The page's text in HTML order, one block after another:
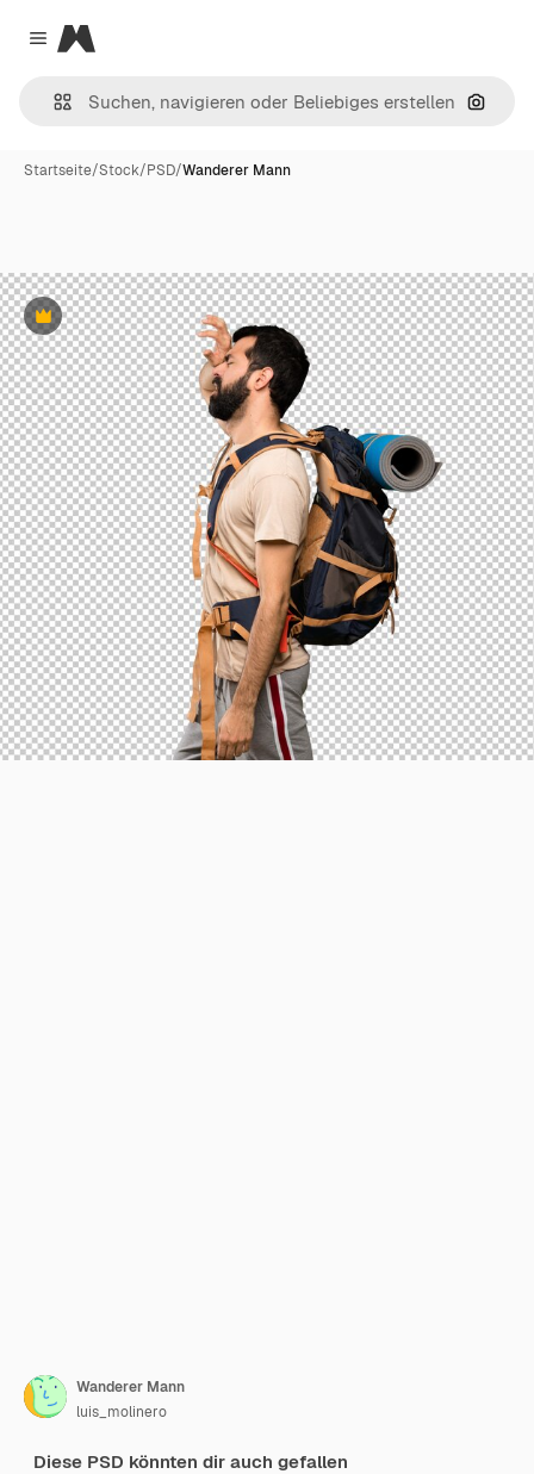
Close menu
Magnific
Nach
Startseite/Stock/PSD/Wanderer Mann
Premium
Wanderer Mann
luis_molinero
Diese PSD könnten dir auch gefallen